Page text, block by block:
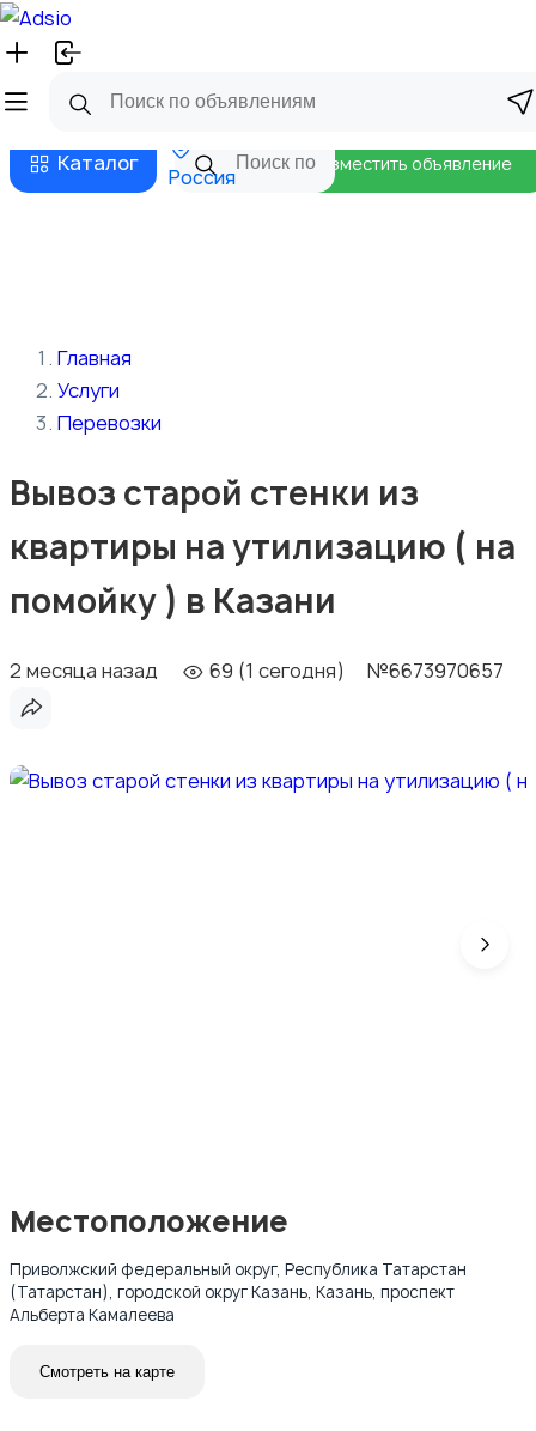
Русский
Бизнес тарифы
Каталог
Россия
Разместить объявление
Главная
Услуги
Перевозки
Вывоз старой стенки из
квартиры на утилизацию ( на
помойку ) в Казани
2 месяца назад 69 (1 сегодня) №6673970657
Местоположение
Приволжский федеральный округ, Республика Татарстан
(Татарстан), городской округ Казань, Казань, проспект
Альберта Камалеева
Смотреть на карте